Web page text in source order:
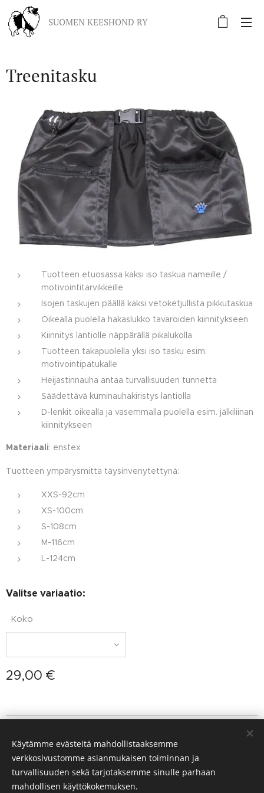
SUOMEN KEESHOND RY
Treenitasku
Tuotteen etuosassa kaksi iso taskua nameille /
motivointitarvikkeille
Isojen taskujen päällä kaksi vetoketjullista pikkutaskua
Oikealla puolella hakaslukko tavaroiden kiinnitykseen
Kiinnitys lantiolle näppärällä pikalukolla
Tuotteen takapuolella yksi iso tasku esim.
motivointipatukalle
Heijastinnauha antaa turvallisuuden tunnetta
Säädettävä kuminauhakiristys lantiolla
D-lenkit oikealla ja vasemmalla puolella esim. jälkiliinan
kiinnitykseen
Materiaali: enstex
Tuotteen ympärysmitta täysinvenytettynä:
XXS-92cm
XS-100cm
S-108cm
M-116cm
L-124cm
Valitse variaatio:
Koko
29,00 €
Kaikki oikeudet pidätetään 2026
LuotuWebnodella Evästeet
Käytämme evästeitä mahdollistaaksemme
verkkosivustomme asianmukaisen toiminnan ja
turvallisuuden sekä tarjotaksemme sinulle parhaan
mahdollisen käyttökokemuksen.